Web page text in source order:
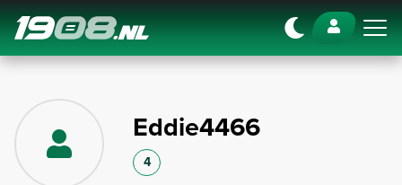
Navigation
Eddie4466
4